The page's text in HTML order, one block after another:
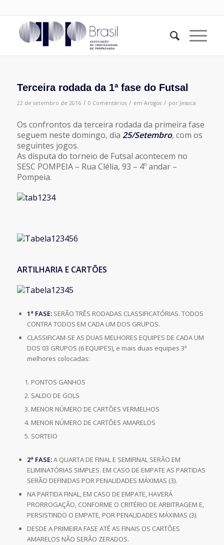
Terceira rodada da 1ª fase do Futsal
22 de setembro de 2016 / 0 Comentários / em Artigos / por Jessica
Os confrontos da terceira rodada da primeira fase
seguem neste domingo, dia 25/Setembro, com os
seguintes jogos.
As disputa do torneio de Futsal acontecem no
SESC POMPEIA – Rua Clélia, 93 – 4º andar –
Pompeia.
ARTILHARIA E CARTÕES
1ª FASE:SERÃO TRÊS RODADAS CLASSIFICATÓRIAS. TODOS
CONTRA TODOS EM CADA UM DOS GRUPOS.
CLASSIFICAM-SE AS DUAS MELHORES EQUIPES DE CADA UM
DOS 03 GRUPOS (6 EQUIPES), e mais duas equipes 3ª
melhores colocadas:
PONTOS GANHOS
SALDO DE GOLS
MENOR NÚMERO DE CARTÕES VERMELHOS
MENOR NÚMERO DE CARTÕES AMARELOS
SORTEIO
2ª FASE:A QUARTA DE FINAL E SEMIFINAL SERÃO EM
ELIMINATÓRIAS SIMPLES. EM CASO DE EMPATE AS PARTIDAS
SERÃO DEFINIDAS POR PENALIDADES MÁXIMAS (3).
NA PARTIDA FINAL, EM CASO DE EMPATE, HAVERÁ
PRORROGAÇÃO, CONFORME O CRITÉRIO DE ARBITRAGEM E,
PERSISTINDO O EMPATE, POR PENALIDADES MÁXIMAS (3).
DESDE A PRIMEIRA FASE ATÉ AS FINAIS OS CARTÕES
AMARELOS NÃO SERÃO ZERADOS.